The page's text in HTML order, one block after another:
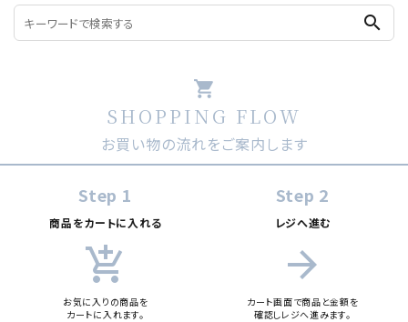
search
shopping_cart
SHOPPING FLOW
お買い物の流れをご案内します
Step 1
商品をカートに入れる
add_shopping_cart
お気に入りの商品を
カートに入れます。
Step 2
レジへ進む
arrow_forward
カート画面で商品と金額を
確認しレジへ進みます。